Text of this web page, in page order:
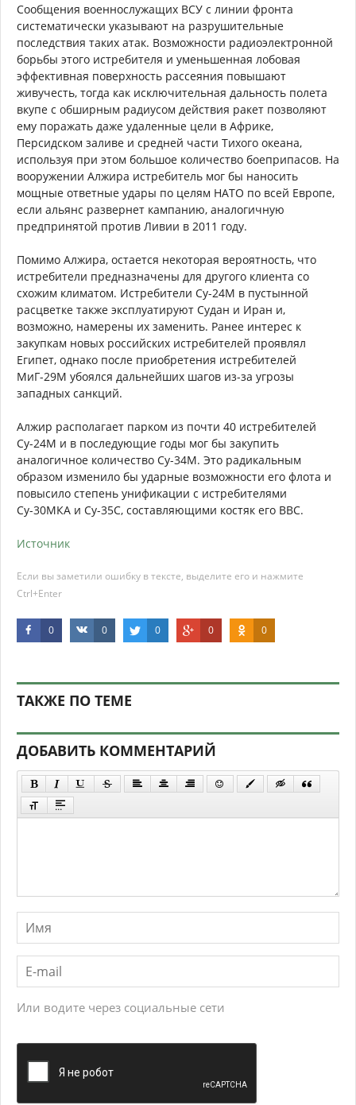
Сообщения военнослужащих ВСУ с линии фронта
систематически указывают на разрушительные
последствия таких атак. Возможности радиоэлектронной
борьбы этого истребителя и уменьшенная лобовая
эффективная поверхность рассеяния повышают
живучесть, тогда как исключительная дальность полета
вкупе с обширным радиусом действия ракет позволяют
ему поражать даже удаленные цели в Африке,
Персидском заливе и средней части Тихого океана,
используя при этом большое количество боеприпасов. На
вооружении Алжира истребитель мог бы наносить
мощные ответные удары по целям НАТО по всей Европе,
если альянс развернет кампанию, аналогичную
предпринятой против Ливии в 2011 году.
Помимо Алжира, остается некоторая вероятность, что
истребители предназначены для другого клиента со
схожим климатом. Истребители Су-24М в пустынной
расцветке также эксплуатируют Судан и Иран и,
возможно, намерены их заменить. Ранее интерес к
закупкам новых российских истребителей проявлял
Египет, однако после приобретения истребителей
МиГ-29М убоялся дальнейших шагов из-за угрозы
западных санкций.
Алжир располагает парком из почти 40 истребителей
Су-24М и в последующие годы мог бы закупить
аналогичное количество Су-34М. Это радикальным
образом изменило бы ударные возможности его флота и
повысило степень унификации с истребителями
Су-30МКА и Су-35С, составляющими костяк его ВВС.
Источник
Если вы заметили ошибку в тексте, выделите его и нажмите
Ctrl+Enter
0 0 0 0 0
ТАКЖЕ ПО ТЕМЕ
ДОБАВИТЬ КОММЕНТАРИЙ
Или водите через социальные сети